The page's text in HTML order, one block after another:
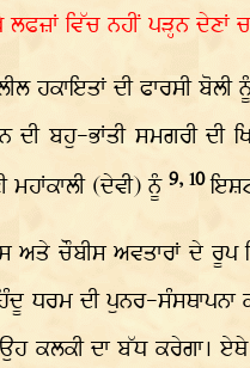
ਵਿੱਚ ਨਹੀਂ ਪੜ੍ਹਨ ਦੇਣਾਂ
ਹਕਾਇਤਾਂ ਦੀ ਫਾਰਸੀ
ਬਹੁ-ਭਾਂਤੀ ਸਮਗਰੀ ਦੀ
(ਦੇਵੀ) ਨੂੰ 9, 10
ਅਤੇ ਚੌਬੀਸ ਅਵਤਾਰਾਂ ਦੇ ਰੂਪ
ਧਰਮ ਦੀ ਪੁਨਰ-
ਕਲਕੀ ਦਾ ਬੱਧ ਕਰੇਗਾ।